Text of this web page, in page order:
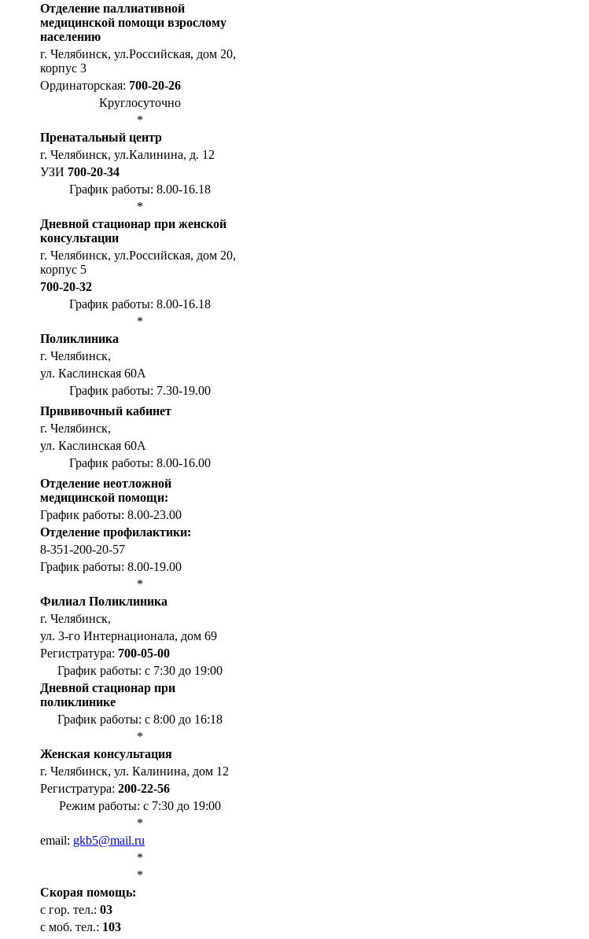
Отделение паллиативной
медицинской помощи взрослому
населению
г. Челябинск, ул.Российская, дом 20,
корпус 3
Ординаторская: 700-20-26
Круглосуточно
*
Пренатальный центр
г. Челябинск, ул.Калинина, д. 12
УЗИ 700-20-34
График работы: 8.00-16.18
*
Дневной стационар при женской
консультации
г. Челябинск, ул.Российская, дом 20,
корпус 5
700-20-32
График работы: 8.00-16.18
*
Поликлиника
г. Челябинск,
ул. Каслинская 60А
График работы: 7.30-19.00
Прививочный кабинет
г. Челябинск,
ул. Каслинская 60А
График работы: 8.00-16.00
Отделение неотложной
медицинской помощи:
График работы: 8.00-23.00
Отделение профилактики:
8-351-200-20-57
График работы: 8.00-19.00
*
Филиал Поликлиника
г. Челябинск,
ул. 3-го Интернационала, дом 69
Регистратура: 700-05-00
График работы: с 7:30 до 19:00
Дневной стационар при
поликлинике
График работы: с 8:00 до 16:18
*
Женская консультация
г. Челябинск, ул. Калинина, дом 12
Регистратура: 200-22-56
Режим работы: с 7:30 до 19:00
*
email: gkb5@mail.ru
*
*
Cкорая помощь:
с гор. тел.: 03
с моб. тел.: 103